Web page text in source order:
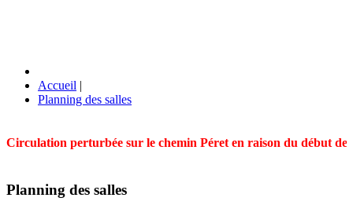
Accueil |
Planning des salles
Circulation perturbée sur le chemin Péret en raison du début
Planning des salles